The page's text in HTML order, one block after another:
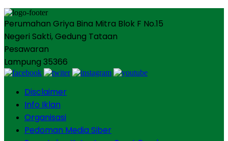
Perumahan Griya Bina Mitra Blok F No.15
Negeri Sakti, Gedung Tataan
Pesawaran
Lampung 35366
Disclaimer
Info Iklan
Organisasi
Pedoman Media Siber